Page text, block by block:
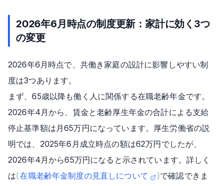
2026年6月時点の制度更新：家計に効く3つ
の変更
2026年6月時点で、共働き家庭の設計に影響しやすい制
度は3つあります。
まず、65歳以降も働く人に関係する在職老齢年金です。
2026年4月から、賃金と老齢厚生年金の合計による支給
停止基準額は月65万円になっています。厚生労働省の説
明では、2025年6月成立時点の額は62万円でしたが、
2026年4月から65万円になると示されています。詳しく
は(在職老齢年金制度の見直しについて )で確認できま